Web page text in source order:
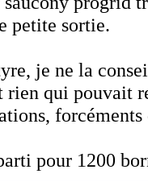
petite sortie.
je ne la
rien qui pouvait
pour 1200